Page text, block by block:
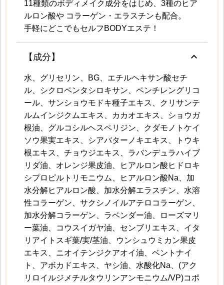
11種類のボディメイク成分をはじめ、3種のヒア
ルロン酸や コラーゲン・エラスチンも配合。
手軽にどこでもセルフBODYエステ！
【成分】 keyboard_arrow_up
水、グリセリン、BG、エチルヘキサン酸セチ
ル、シクロペンタシロキサン、ペンチレングリコ
ール、サンショウモドキ種子エキス、クリサンテ
ルムインジクムエキス、カカオエキス、ショウガ
根油、グルコシルヘスペリジン、クダモノトケイ
ソウ果実エキス、シアバターノキエキス、トウキ
根エキス、チョウジエキス、ラバンデュラハイブ
リダ油、オレンジ果皮油、ヒアルロン酸ヒドロキ
シプロピルトリモニウム、ヒアルロン酸Na、加
水分解ヒアルロン酸、加水分解エラスチン、水溶
性コラーゲン、サクシノイルアテロコラーゲン、
加水分解コラーゲン、ラベンダー油、ローズマリ
ー葉油、コウスイガヤ油、センブリエキス、イタ
リアイトスギ葉/実/茎油、ウンシュウミカン果皮
エキス、ニオイテンジクアオイ油、ベントナイ
ト、アボカドエキス、ヤシ油、水酸化Na、(アク
リロイルジメチルタウリンアンモニウム/VP)コポ